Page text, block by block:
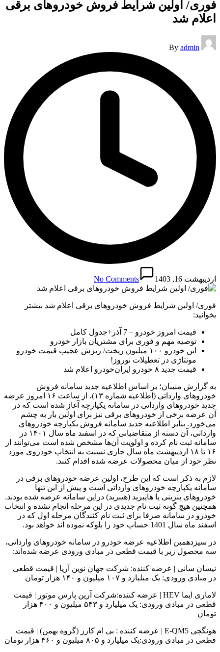
فوری/ اولین شرایط فروش خودروهای برقی
اعلام شد
Posted
by
By admin
اردیبهشت 16, 1403 No Comments
فوری/ اولین شرایط فروش خودروهای برقی اعلام شد بیشتر
بخوانید:
قیمت امروز خودرو – 7 آذر+جدول کامل
توصیه مهم و فوری برای مشتریان بازار خودرو
این خودرو ۱۰۰ میلیون ریخت/ ریزش عجیب قیمت خودرو
مونتاژی در تعطیلات نوروز!
قیمت جدید ۸ خودرو ایران‌خودرو اعلام شد
به گزارش منیبان؛ بر اساس اطلاعیه جدید سامانه فروش
خودروهای وارداتی (اطلاعیه شماره ۱۳)، از ساعت ۱۶ امروز عرضه
جدید خودروهای وارداتی در سامانه یکپارچه آغاز شده است که در
آن عرضه برخی از خودروهای برقی نیز برای اولین بار به چشم
می‌خورد. بنابر اطلاعیه جدید سامانه فروش یکپارچه خودروهای
وارداتی، آن دسته از متقاضیانی که در اسفند ماه سال ۱۴۰۱ در
سامانه ثبت نام کرده و اولویت آن‌ها مشخص شده است می‌توانند از
۱۶ تا ۱۸ اردیبهشت ماه سال جاری نسبت به انتخاب خودروی مورد
نظر خود از میان محصولات عرضه شده اقدام کنند.
لازم به ذکر است که این طرح، اولین عرضه خودروهای برقی در
سامانه یکپارچه خودروهای وارداتی است و پیش از این تنها
خودروهای بنزینی یا هایبرید (هیبرید) دراین سامانه عرضه شده بودند.
همچنین هیچ گونه ثبت نام جدیدی در این مرحله انجام نشده و انتخاب
خودرو در سامانه صرفا برای ثبت نام کنندگان مرحله اول که در
اسفند ماه سال 1401 حساب خود را بلوکه نموده اند خواهد بود.
در سیزدهمین اطلاعیه عرضه خودرو در سامانه خودروهای وارداتی،
سه محصول زیر با قیمت قطعی در مبادی ورودی عرضه شده‌‌اند:
نیسان سانی | عرضه کننده: شرکت جهان نوین آریا | قیمت قطعی
در مبادی ورودی: یک میلیارد و ۱۰۷ میلیون و ۱۴۰ هزار تومان
لاماری ایما HEV | عرضه کننده:‌شرکت آرین پارس موتور | قیمت
قطعی در مبادی ورودی: یک میلیارد و ۵۴۳ میلیون و ۴۰۰ هزار
تومان
هونگچی E-QM5 | عرضه کننده : بی ام کارز (گروه بهمن) |‌ قیمت
قطعی در مبادی ورودی:‌یک میلیارد و ۸۰۵ میلیون و ۴۶۰ هزار تومان